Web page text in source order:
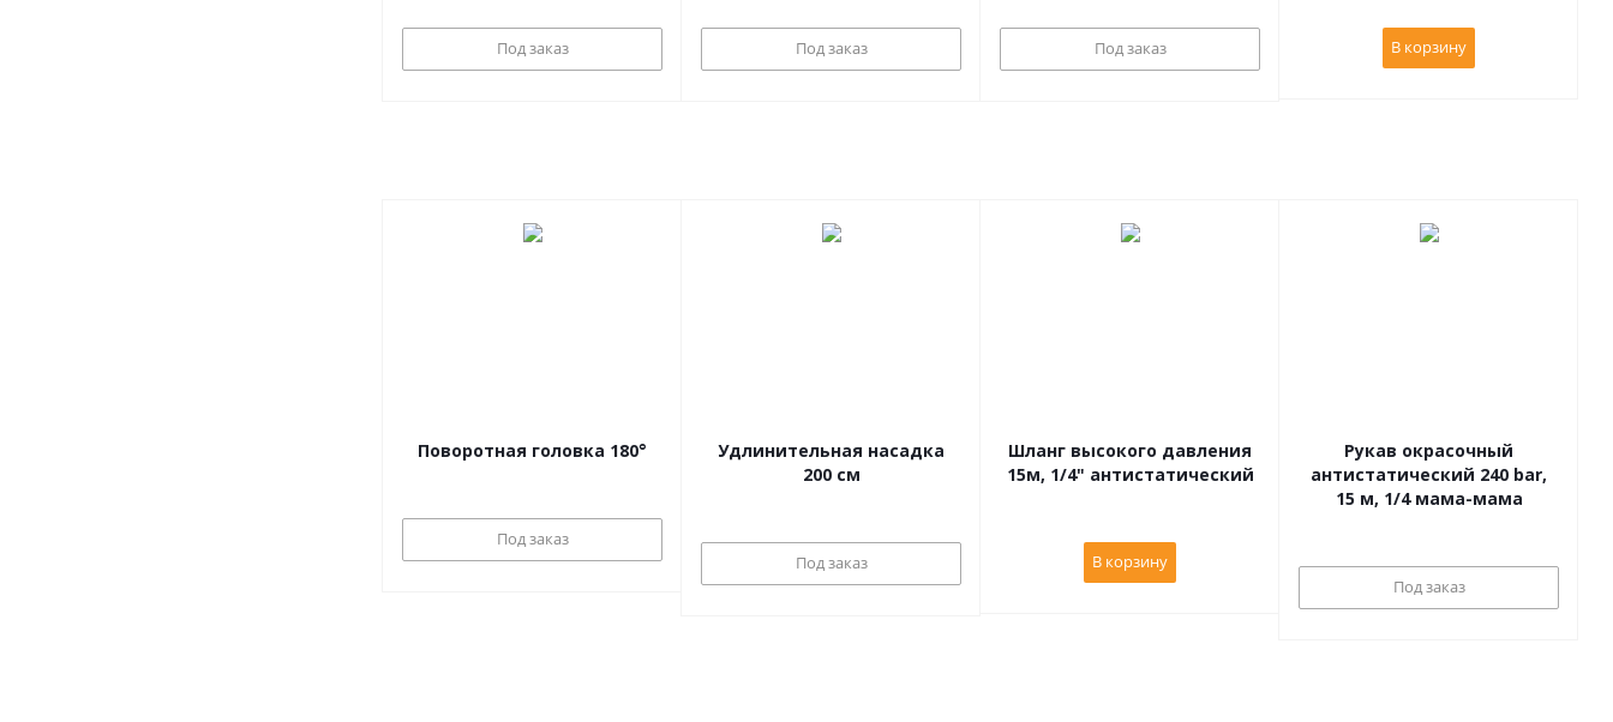
Под заказ Под заказ Под заказ В корзину
Поворотная головка 180°
Под заказ
Удлинительная насадка
200 см
Под заказ
Шланг высокого давления
15м, 1/4" антистатический
В корзину
Рукав окрасочный
антистатический 240 bar,
15 м, 1/4 мама-мама
Под заказ